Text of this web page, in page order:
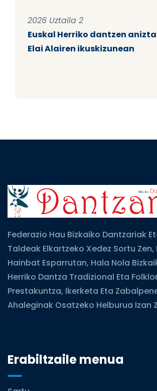
2026 Uztaila 2
Euskal Herriko dantzen
Elai Alairen ikuskizunean
Federazio Hau Bizkaiko Dantzariak
Taldeak Elkartzeko Xedez Sortu Zen,
Hainbat Esparrutan, Hala Nola
Herriko Dantza Tradizional Eta
Prestakuntza, Ikerketa Eta
Ahaleginak Osatzeko Helburua Izan
Erabiltzaile menua